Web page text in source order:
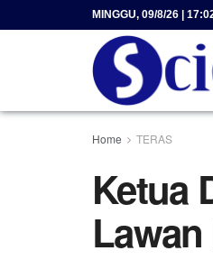
MINGGU, 09/8/26 |
Home TERAS
Ketua